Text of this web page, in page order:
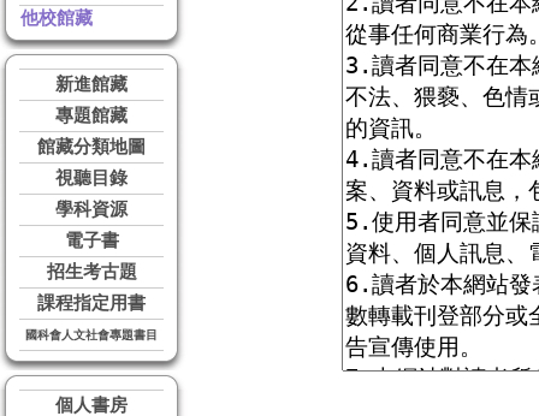
他校館藏
新進館藏
專題館藏
館藏分類地圖
視聽目錄
學科資源
電子書
招生考古題
課程指定用書
國科會人文社會專題書目
個人書房